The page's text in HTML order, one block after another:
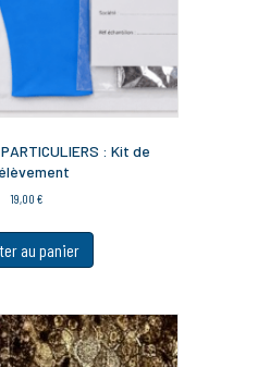
: Kit de
19,00 €
au panier